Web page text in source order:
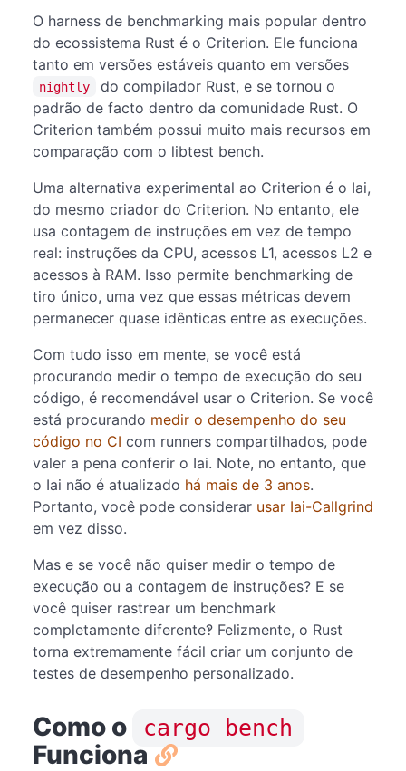
O harness de benchmarking mais popular dentro
do ecossistema Rust é o Criterion. Ele funciona
tanto em versões estáveis quanto em versões
nightly
do compilador Rust, e se tornou o
padrão de facto dentro da comunidade Rust. O
Criterion também possui muito mais recursos em
comparação com o libtest bench.
Uma alternativa experimental ao Criterion é o Iai,
do mesmo criador do Criterion. No entanto, ele
usa contagem de instruções em vez de tempo
real: instruções da CPU, acessos L1, acessos L2 e
acessos à RAM. Isso permite benchmarking de
tiro único, uma vez que essas métricas devem
permanecer quase idênticas entre as execuções.
Com tudo isso em mente, se você está
procurando medir o tempo de execução do seu
código, é recomendável usar o Criterion. Se você
está procurando medir o desempenho do seu
código no CI com runners compartilhados, pode
valer a pena conferir o Iai. Note, no entanto, que
o Iai não é atualizado há mais de 3 anos.
Portanto, você pode considerar usar Iai-Callgrind
em vez disso.
Mas e se você não quiser medir o tempo de
execução ou a contagem de instruções? E se
você quiser rastrear um benchmark
completamente diferente‽ Felizmente, o Rust
torna extremamente fácil criar um conjunto de
testes de desempenho personalizado.
Como o cargo bench
Funciona